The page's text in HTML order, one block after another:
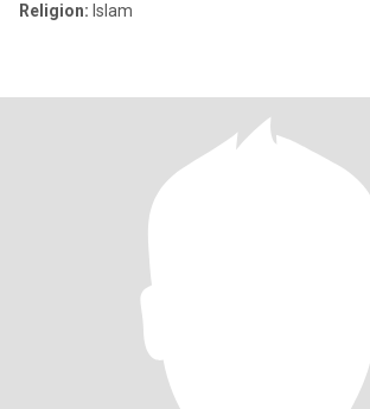
Religion: Islam